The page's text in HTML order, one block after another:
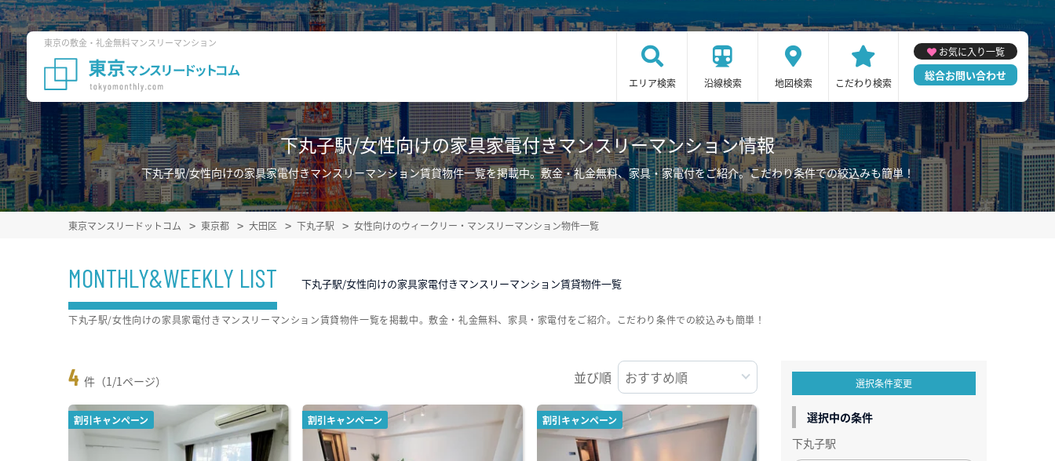
東京の敷金・礼金無料マンスリーマンション
エリア検索 沿線検索 地図検索 こだわり検索
お気に入り一覧
総合お問い合わせ
下丸子駅/女性向けの家具家電付きマンスリーマンション情報
下丸子駅/女性向けの家具家電付きマンスリーマンション賃貸物件一覧を掲載中。敷金・礼金無料、家具・家電付をご紹介。こだわり条件での絞込みも簡単！
東京マンスリードットコム 東京都 大田区 下丸子駅 女性向けのウィークリー・マンスリーマンション物件一覧
MONTHLY&WEEKLY LIST 下丸子駅/女性向けの家具家電付きマンスリーマンション賃貸物件一覧
4 件（1/1ページ） 並び順
割引キャンペーン 割引キャンペーン 割引キャンペーン
下丸子駅/女性向けの家具家電付きマンスリーマンション賃貸物件一覧を掲載中。敷金・礼金無料、家具・家電付をご紹介。こだわり条件での絞込みも簡単！
選択条件変更
選択中の条件
下丸子駅